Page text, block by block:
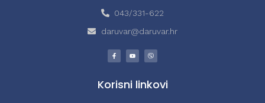
043/331-622
daruvar@daruvar.hr
Korisni linkovi